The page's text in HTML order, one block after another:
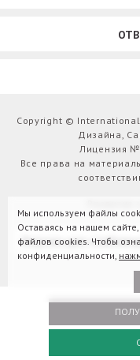
Copyright ©
Дизайна,
Лицензия
Все права на
Версия для
Мы используем файлы
Оставаясь на нашем
файлов cookies. Чтобы
конфиденциальности,